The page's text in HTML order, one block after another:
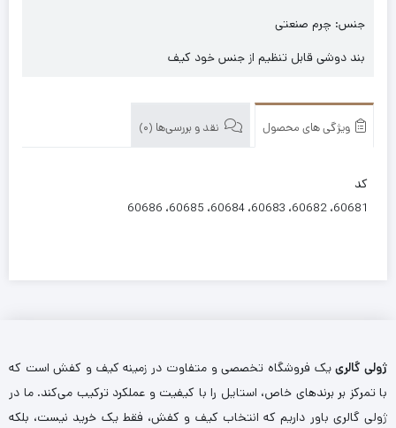
جنس: چرم صنعتی
بند دوشی قابل تنظیم از جنس خود کیف
ویژگی های محصول نقد و بررسی‌ها (0)
کد
60681، 60682، 60683، 60684، 60685، 60686
ژولی گالرییک فروشگاه تخصصی و متفاوت در زمینه کیف و کفش است که
با تمرکز بر برندهای خاص، استایل را با کیفیت و عملکرد ترکیب می‌کند. ما در
ژولی گالری باور داریم که انتخاب کیف و کفش، فقط یک خرید نیست، بلکه